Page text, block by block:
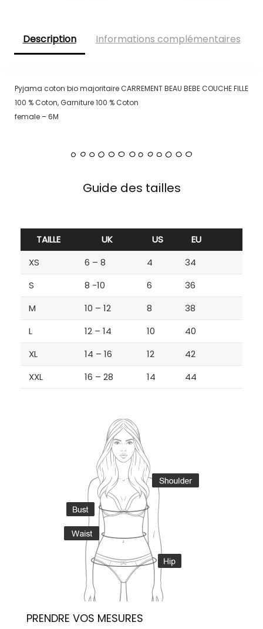
Description Informations complémentaires
Pyjama coton bio majoritaire CARREMENT BEAU BEBE COUCHE FILLE
100 % Coton, Garniture 100 % Coton
female – 6M
Guide des tailles
TAILLE UK US
EU
XS
6 – 8 4
34
S
8 -10 6
36
M
10 – 12 8
38
L
12 – 14 10
40
XL
14 – 16 12
42
XXL
16 – 28 14 44
PRENDRE VOS MESURES